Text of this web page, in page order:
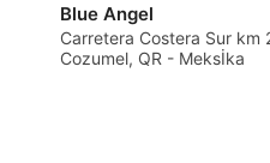
Blue Angel
Carretera Costera Sur km
Cozumel, QR - Meksİka
Kesin coğrafi konum